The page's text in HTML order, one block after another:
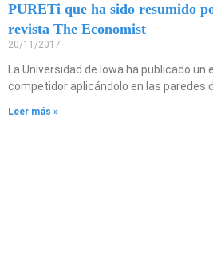
PURETi que ha sido resumido
revista The Economist
20/11/2017
La Universidad de Iowa ha publicado
competidor aplicándolo en las paredes
Leer más »